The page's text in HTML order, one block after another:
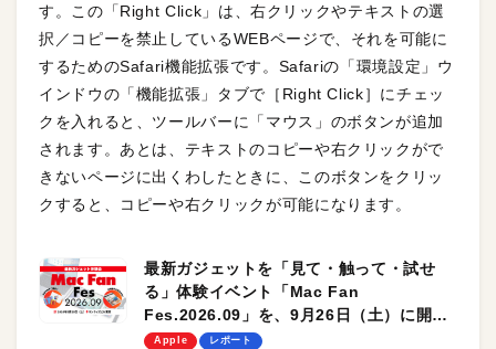
す。この「Right Click」は、右クリックやテキストの選
択／コピーを禁止しているWEBページで、それを可能に
するためのSafari機能拡張です。Safariの「環境設定」ウ
インドウの「機能拡張」タブで［Right Click］にチェッ
クを入れると、ツールバーに「マウス」のボタンが追加
されます。あとは、テキストのコピーや右クリックがで
きないページに出くわしたときに、このボタンをクリッ
クすると、コピーや右クリックが可能になります。
最新ガジェットを「見て・触って・試せ
る」体験イベント「Mac Fan
Fes.2026.09」を、9月26日（土）に開催
します！
Apple レポート